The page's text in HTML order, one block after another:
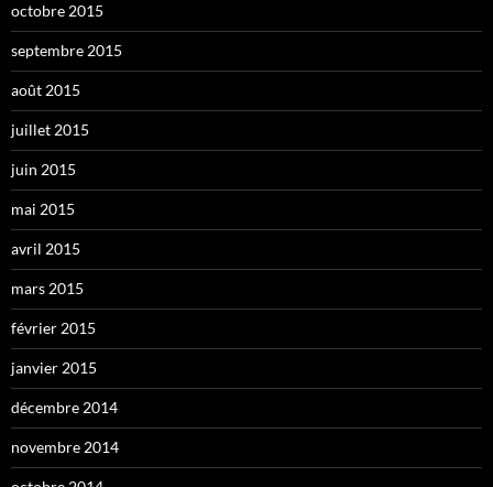
octobre 2015
septembre 2015
août 2015
juillet 2015
juin 2015
mai 2015
avril 2015
mars 2015
février 2015
janvier 2015
décembre 2014
novembre 2014